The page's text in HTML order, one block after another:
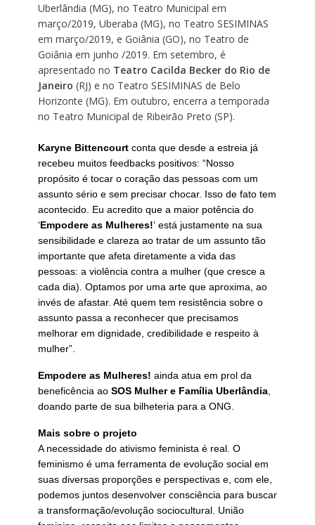
Uberlândia (MG), no Teatro Municipal em
março/2019, Uberaba (MG), no Teatro SESIMINAS
em março/2019, e Goiânia (GO), no Teatro de
Goiânia em junho /2019. Em setembro, é
apresentado no Teatro Cacilda Becker do Rio de
Janeiro (RJ) e no Teatro SESIMINAS de Belo
Horizonte (MG). Em outubro, encerra a temporada
no Teatro Municipal de Ribeirão Preto (SP).
Karyne Bittencourtconta que desde a estreia já
recebeu muitos feedbacks positivos: “Nosso
propósito é tocar o coração das pessoas com um
assunto sério e sem precisar chocar. Isso de fato tem
acontecido. Eu acredito que a maior potência do
‘Empodere as Mulheres!‘ está justamente na sua
sensibilidade e clareza ao tratar de um assunto tão
importante que afeta diretamente a vida das
pessoas: a violência contra a mulher (que cresce a
cada dia). Optamos por uma arte que aproxima, ao
invés de afastar. Até quem tem resistência sobre o
assunto passa a reconhecer que precisamos
melhorar em dignidade, credibilidade e respeito à
mulher”.
Empodere as Mulheres! ainda atua em prol da
beneficência ao SOS Mulher e Família Uberlândia,
doando parte de sua bilheteria para a ONG.
Mais sobre o projeto
A necessidade do ativismo feminista é real. O
feminismo é uma ferramenta de evolução social em
suas diversas proporções e perspectivas e, com ele,
podemos juntos desenvolver consciência para buscar
a transformação/evolução sociocultural. União